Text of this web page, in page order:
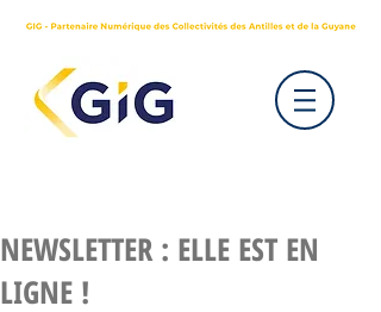
NEWSLETTER : ELLE EST EN
LIGNE !